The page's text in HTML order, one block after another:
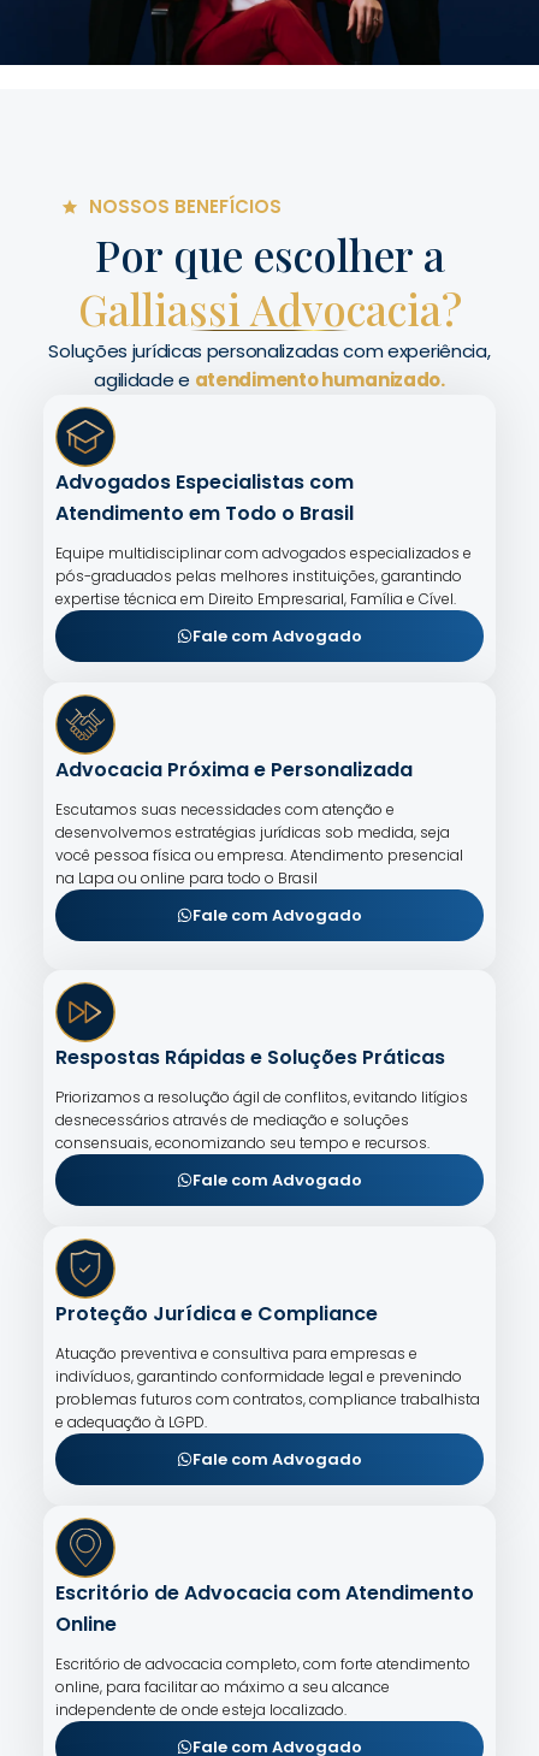
NOSSOS BENEFÍCIOS
Por que escolher a
Galliassi Advocacia?
Soluções jurídicas personalizadas com experiência,
agilidade e atendimento humanizado.
Advogados Especialistas com
Atendimento em Todo o Brasil
Equipe multidisciplinar com advogados especializados e
pós-graduados pelas melhores instituições, garantindo
expertise técnica em Direito Empresarial, Família e Cível.
Fale com Advogado
Advocacia Próxima e Personalizada
Escutamos suas necessidades com atenção e
desenvolvemos estratégias jurídicas sob medida, seja
você pessoa física ou empresa. Atendimento presencial
na Lapa ou online para todo o Brasil
Fale com Advogado
Respostas Rápidas e Soluções Práticas
Priorizamos a resolução ágil de conflitos, evitando litígios
desnecessários através de mediação e soluções
consensuais, economizando seu tempo e recursos.
Fale com Advogado
Proteção Jurídica e Compliance
Atuação preventiva e consultiva para empresas e
indivíduos, garantindo conformidade legal e prevenindo
problemas futuros com contratos, compliance trabalhista
e adequação à LGPD.
Fale com Advogado
Escritório de Advocacia com Atendimento
Online
Escritório de advocacia completo, com forte atendimento
online, para facilitar ao máximo a seu alcance
independente de onde esteja localizado.
Fale com Advogado